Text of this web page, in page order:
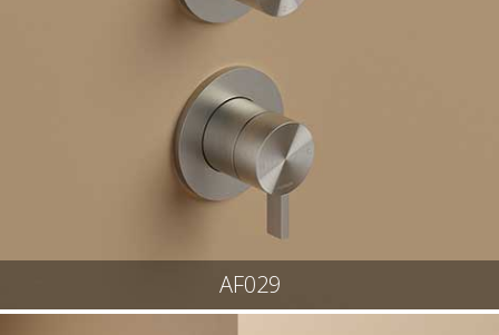
AF029